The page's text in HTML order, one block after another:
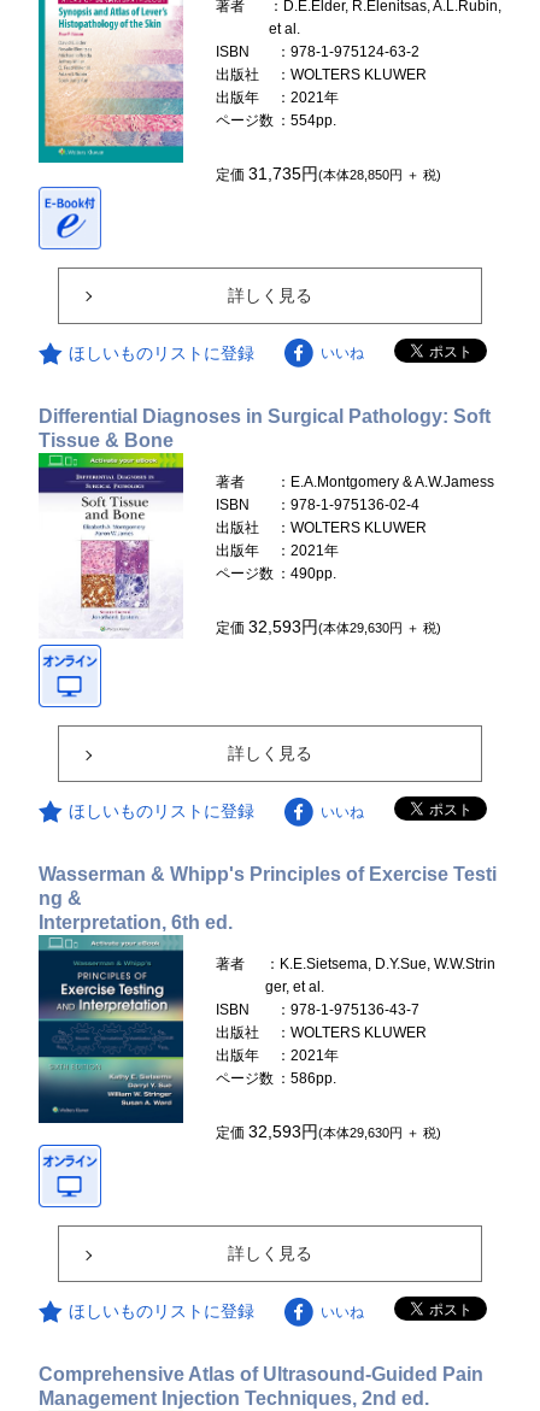
著者
：D.E.Elder, R.Elenitsas, A.L.Rubin,
et al.
ISBN
：978-1-975124-63-2
出版社
：WOLTERS KLUWER
出版年
：2021年
ページ数 ：554pp.
定価31,735円(本体28,850円 ＋ 税)
詳しく見る
ほしいものリストに登録 いいね
Differential Diagnoses in Surgical Pathology: Soft
Tissue & Bone
著者
：E.A.Montgomery & A.W.Jamess
ISBN
：978-1-975136-02-4
出版社
：WOLTERS KLUWER
出版年
：2021年
ページ数 ：490pp.
定価32,593円(本体29,630円 ＋ 税)
詳しく見る
ほしいものリストに登録 いいね
Wasserman & Whipp's Principles of Exercise Testi
ng &
Interpretation, 6th ed.
著者
：K.E.Sietsema, D.Y.Sue, W.W.Strin
ger, et al.
ISBN
：978-1-975136-43-7
出版社
：WOLTERS KLUWER
出版年
：2021年
ページ数 ：586pp.
定価32,593円(本体29,630円 ＋ 税)
詳しく見る
ほしいものリストに登録 いいね
Comprehensive Atlas of Ultrasound-Guided Pain
Management Injection Techniques, 2nd ed.